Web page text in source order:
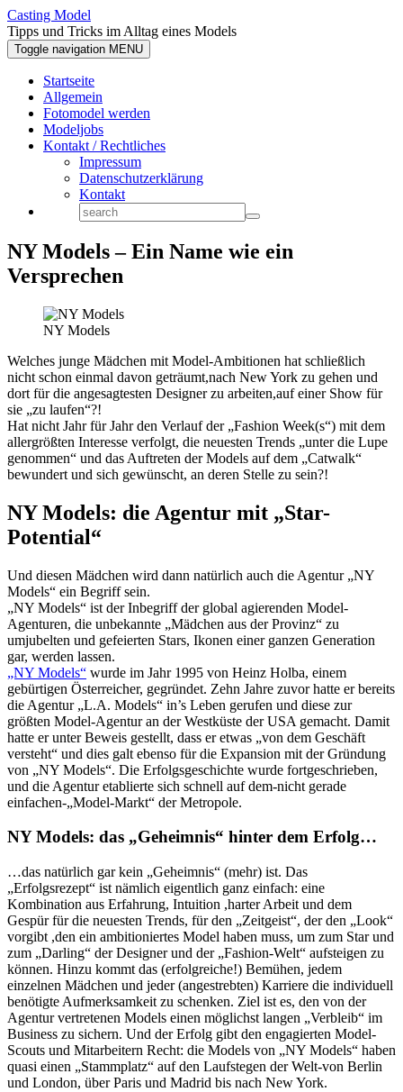
Casting Model
Tipps und Tricks im Alltag eines Models
Toggle navigation MENU
Startseite
Allgemein
Fotomodel werden
Modeljobs
Kontakt / Rechtliches
Impressum
Datenschutzerklärung
Kontakt
NY Models – Ein Name wie ein
Versprechen
NY Models
Welches junge Mädchen mit Model-Ambitionen hat schließlich
nicht schon einmal davon geträumt,nach New York zu gehen und
dort für die angesagtesten Designer zu arbeiten,auf einer Show für
sie „zu laufen“?!
Hat nicht Jahr für Jahr den Verlauf der „Fashion Week(s“) mit dem
allergrößten Interesse verfolgt, die neuesten Trends „unter die Lupe
genommen“ und das Auftreten der Models auf dem „Catwalk“
bewundert und sich gewünscht, an deren Stelle zu sein?!
NY Models: die Agentur mit „Star-
Potential“
Und diesen Mädchen wird dann natürlich auch die Agentur „NY
Models“ ein Begriff sein.
„NY Models“ ist der Inbegriff der global agierenden Model-
Agenturen, die unbekannte „Mädchen aus der Provinz“ zu
umjubelten und gefeierten Stars, Ikonen einer ganzen Generation
gar, werden lassen.
„NY Models“ wurde im Jahr 1995 von Heinz Holba, einem
gebürtigen Österreicher, gegründet. Zehn Jahre zuvor hatte er bereits
die Agentur „L.A. Models“ in’s Leben gerufen und diese zur
größten Model-Agentur an der Westküste der USA gemacht. Damit
hatte er unter Beweis gestellt, dass er etwas „von dem Geschäft
versteht“ und dies galt ebenso für die Expansion mit der Gründung
von „NY Models“. Die Erfolgsgeschichte wurde fortgeschrieben,
und die Agentur etablierte sich schnell auf dem-nicht gerade
einfachen-„Model-Markt“ der Metropole.
NY Models: das „Geheimnis“ hinter dem Erfolg…
…das natürlich gar kein „Geheimnis“ (mehr) ist. Das
„Erfolgsrezept“ ist nämlich eigentlich ganz einfach: eine
Kombination aus Erfahrung, Intuition ,harter Arbeit und dem
Gespür für die neuesten Trends, für den „Zeitgeist“, der den „Look“
vorgibt ,den ein ambitioniertes Model haben muss, um zum Star und
zum „Darling“ der Designer und der „Fashion-Welt“ aufsteigen zu
können. Hinzu kommt das (erfolgreiche!) Bemühen, jedem
einzelnen Mädchen und jeder (angestrebten) Karriere die individuell
benötigte Aufmerksamkeit zu schenken. Ziel ist es, den von der
Agentur vertretenen Models einen möglichst langen „Verbleib“ im
Business zu sichern. Und der Erfolg gibt den engagierten Model-
Scouts und Mitarbeitern Recht: die Models von „NY Models“ haben
quasi einen „Stammplatz“ auf den Laufstegen der Welt-von Berlin
und London, über Paris und Madrid bis nach New York.